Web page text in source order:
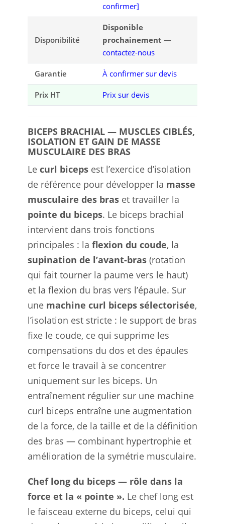
confirmer]
Disponibilité
Disponible
prochainement —
contactez-nous
Garantie À confirmer sur devis
Prix HT Prix sur devis
BICEPS BRACHIAL — MUSCLES CIBLÉS,
ISOLATION ET GAIN DE MASSE
MUSCULAIRE DES BRAS
Le curl biceps est l’exercice d’isolation
de référence pour développer la masse
musculaire des bras et travailler la
pointe du biceps. Le biceps brachial
intervient dans trois fonctions
principales : la flexion du coude, la
supination de l’avant-bras (rotation
qui fait tourner la paume vers le haut)
et la flexion du bras vers l’épaule. Sur
une machine curl biceps sélectorisée,
l’isolation est stricte : le support de bras
fixe le coude, ce qui supprime les
compensations du dos et des épaules
et force le travail à se concentrer
uniquement sur les biceps. Un
entraînement régulier sur une machine
curl biceps entraîne une augmentation
de la force, de la taille et de la définition
des bras — combinant hypertrophie et
amélioration de la symétrie musculaire.
Chef long du biceps — rôle dans la
force et la « pointe ». Le chef long est
le faisceau externe du biceps, celui qui